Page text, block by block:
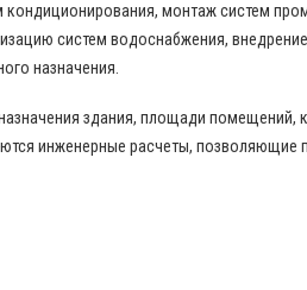
монтаж систем
систем водоснабжения,
назначения.
здания, площади помещений,
инженерные расчеты,